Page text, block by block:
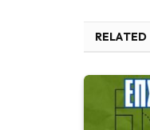
RELATED